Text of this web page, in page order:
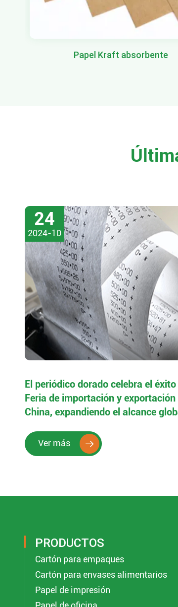
Papel Kraft absorbente
24
2024-10
El periódico dorado celebra el éxito
Feria de importación y exportación
China, expandiendo el alcance
Ver más 
PRODUCTOS
Cartón para empaques
Cartón para envases alimentarios
Papel de impresión